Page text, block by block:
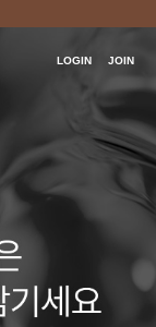
LOGIN JOIN